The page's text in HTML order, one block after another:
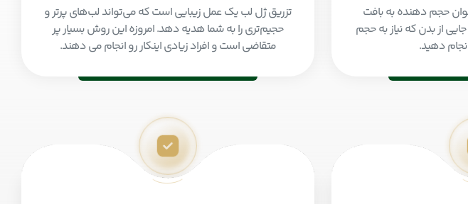
حجم دهنده به بافت
از بدن که نیاز به حجم
دهید.
تزریق ژل لب یک عمل زیبایی است که می‌تواند لب‌های پرتر و
حجیم‌تری را به شما هدیه دهد. امروزه این روش بسیار پر
متقاضی است و افراد زیادی اینکار رو انجام می دهند.